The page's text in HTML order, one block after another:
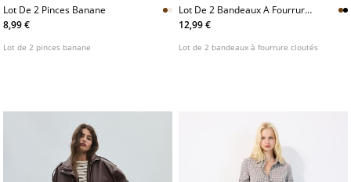
Lot De 2 Pinces Banane
8,99 €
Lot de 2 pinces banane
Lot De 2 Bandeaux A Fourrure
Cloutes
12,99 €
Lot de 2 bandeaux à fourrure cloutés